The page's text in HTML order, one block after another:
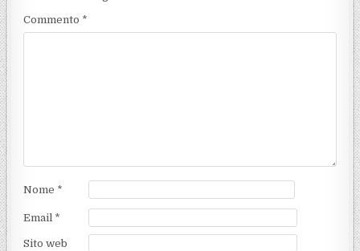
Commento *
Nome *
Email *
Sito web